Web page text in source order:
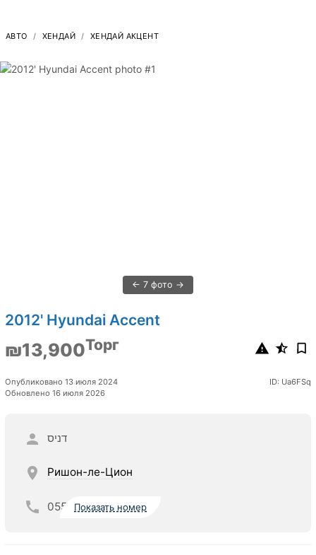
АВТО ХЕНДАЙ ХЕНДАЙ АКЦЕНТ
7 фото
2012' Hyundai Accent
₪13,900Торг
Опубликовано 13 июля 2024
Обновлено 16 июля 2026
ID: Ua6FSq
דניס
Ришон-ле-Цион
055 Показать номер